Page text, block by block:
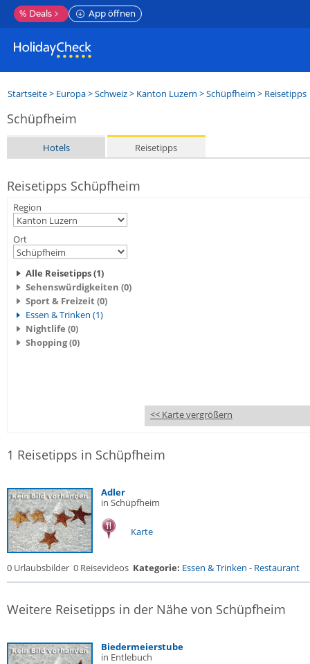
% Deals App öffnen
Startseite> Europa>Schweiz> Kanton Luzern >Schüpfheim > Reisetipps
Schüpfheim
Hotels Reisetipps
Reisetipps Schüpfheim
Region
Ort
Alle Reisetipps (1)
Sehenswürdigkeiten (0)
Sport & Freizeit (0)
Essen & Trinken (1)
Nightlife (0)
Shopping (0)
<< Karte vergrößern
1 Reisetipps in Schüpfheim
Adler
in Schüpfheim
Karte
0 Urlaubsbilder 0 Reisevideos Kategorie: Essen & Trinken - Restaurant
Weitere Reisetipps in der Nähe von Schüpfheim
Biedermeierstube
in Entlebuch